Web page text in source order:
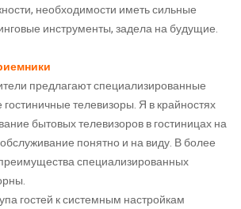
необходимости иметь сильные
инструменты, задела на будущие.
предлагают специализированные
телевизоры. Я в крайностях
бытовых телевизоров в гостиницах на
понятно и на виду. В более
специализированных
гостей к системным настройкам